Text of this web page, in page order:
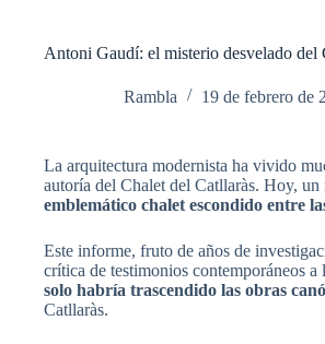
Antoni Gaudí: el misterio desvelado del
Rambla 19 de febrero de
La arquitectura modernista ha vivido
autoría del Chalet del Catllaràs. Hoy,
emblemático chalet escondido entre
Este informe, fruto de años de
crítica de testimonios contemporáneos
solo habría trascendido las obras
Catllaràs.